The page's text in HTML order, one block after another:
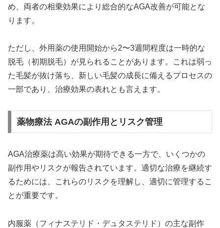
め、両者の相乗効果により総合的なAGA改善が可能とな
ります。
ただし、外用薬の使用開始から2〜3週間程度は一時的な
脱毛（初期脱毛）が見られることがあります。これは弱っ
た毛髪が抜け落ち、新しい毛髪の成長に備えるプロセスの
一部であり、治療効果の表れとも言えます。
薬物療法 AGAの副作用とリスク管理
AGA治療薬は高い効果が期待できる一方で、いくつかの
副作用やリスクが報告されています。適切な治療を継続す
るためには、これらのリスクを理解し、適切に管理するこ
とが重要です。
内服薬（フィナステリド・デュタステリド）の主な副作